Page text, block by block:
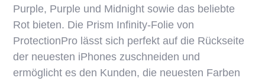
Purple, Purple und Midnight sowie das beliebte
Rot bieten. Die Prism Infinity-Folie von
ProtectionPro lässt sich perfekt auf die Rückseite
der neuesten iPhones zuschneiden und
ermöglicht es den Kunden, die neuesten Farben